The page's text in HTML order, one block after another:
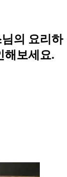
의 요리하
해보세요.